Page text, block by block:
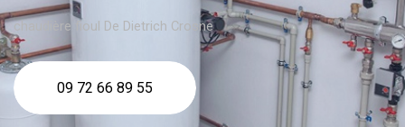
chaudière fioul De Dietrich Crosne
09 72 66 89 55